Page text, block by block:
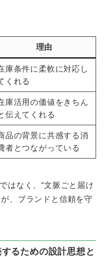
理由
庫条件に柔軟に対応し
くれる
庫活用の価値をきちん
伝えてくれる
品の背景に共感する消
者とつながっている
はなく、“文脈ごと届け
、ブランドと信頼を守
るための設計思想と